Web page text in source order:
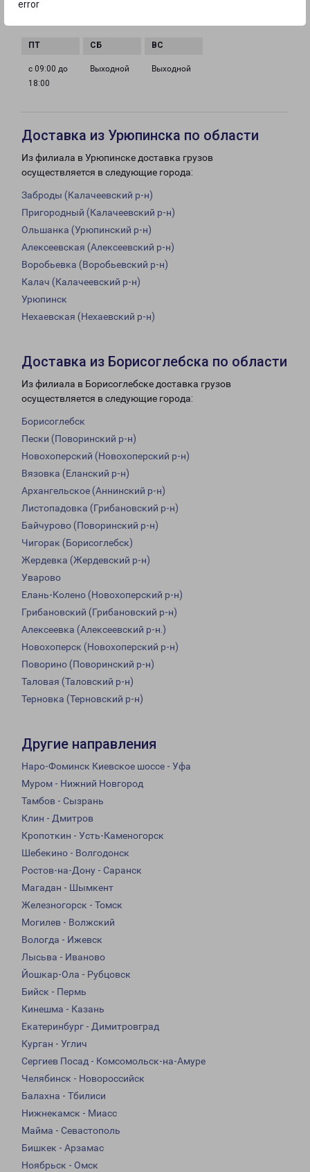
errorс 09:00 до
с 09:00 до
18:00
Выходной Выходной
Доставка из Урюпинска по области
Из филиала в Урюпинске доставка грузов
осуществляется в следующие города:
Заброды (Калачеевский р-н)
Пригородный (Калачеевский р-н)
Ольшанка (Урюпинский р-н)
Алексеевская (Алексеевский р-н)
Воробьевка (Воробьевский р-н)
Калач (Калачеевский р-н)
Урюпинск
Нехаевская (Нехаевский р-н)
Доставка из Борисоглебска по области
Из филиала в Борисоглебске доставка грузов
осуществляется в следующие города:
Борисоглебск
Пески (Поворинский р-н)
Новохоперский (Новохоперский р-н)
Вязовка (Еланский р-н)
Архангельское (Аннинский р-н)
Листопадовка (Грибановский р-н)
Байчурово (Поворинский р-н)
Чигорак (Борисоглебск)
Жердевка (Жердевский р-н)
Уварово
Елань-Колено (Новохоперский р-н)
Грибановский (Грибановский р-н)
Алексеевка (Алексеевский р-н.)
Новохоперск (Новохоперский р-н)
Поворино (Поворинский р-н)
Таловая (Таловский р-н)
Терновка (Терновский р-н)
Другие направления
Наро-Фоминск Киевское шоссе - Уфа
Муром - Нижний Новгород
Тамбов - Сызрань
Клин - Дмитров
Кропоткин - Усть-Каменогорск
Шебекино - Волгодонск
Ростов-на-Дону - Саранск
Магадан - Шымкент
Железногорск - Томск
Могилев - Волжский
Вологда - Ижевск
Лысьва - Иваново
Йошкар-Ола - Рубцовск
Бийск - Пермь
Кинешма - Казань
Екатеринбург - Димитровград
Курган - Углич
Сергиев Посад - Комсомольск-на-Амуре
Челябинск - Новороссийск
Балахна - Тбилиси
Нижнекамск - Миасс
Майма - Севастополь
Бишкек - Арзамас
Ноябрьск - Омск